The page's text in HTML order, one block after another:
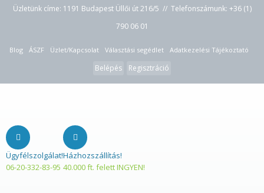
Üzletünk címe: 1191 Budapest Üllői út 216/5 // Telefonszámunk: +36 (1)
790 06 01
Blog ÁSZF Üzlet/Kapcsolat Választási segédlet Adatkezelési Tájékoztató
Belépés Regisztráció
Ügyfélszolgálat!
06-20-332-83-95
Házhozszállítás!
40.000 ft. felett INGYEN!